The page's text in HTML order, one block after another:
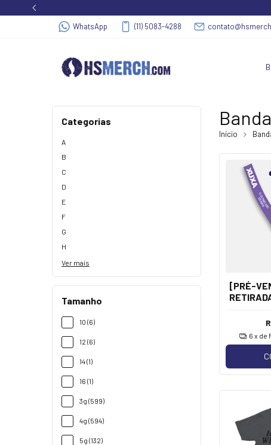
WhatsApp (11) 5083-4288
Categorias
A
B
C
D
E
F
G
H
Ver mais
Tamanho
10 (6)
12 (6)
14 (1)
16 (1)
3g (599)
4g (594)
5g (132)
Início
[PRÉ-
6 x de